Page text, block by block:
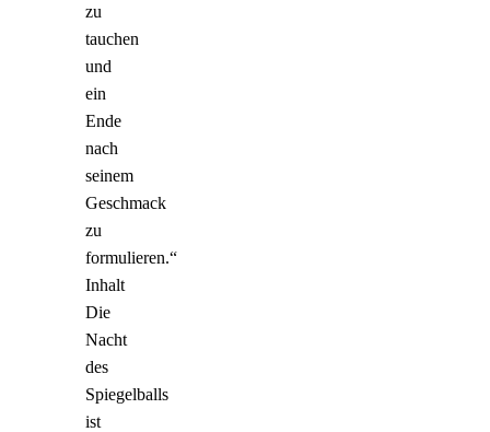
zu
tauchen
und
ein
Ende
nach
seinem
Geschmack
zu
formulieren.“
Inhalt
Die
Nacht
des
Spiegelballs
ist